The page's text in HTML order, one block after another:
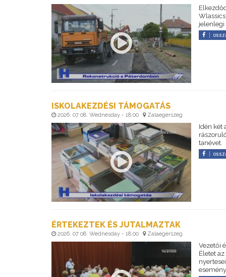
jelenlegi
ISKOLAKEZDÉSI TÁMOGATÁS
2026. 07 08. Wednesday - 18:00 Zalaegerszeg
Idén két
tanévet.
ÉRTEKEZTEK ÉS JUTALMAZTAK
2026. 07 08. Wednesday - 18:00 Zalaegerszeg
Vezetői
Életet